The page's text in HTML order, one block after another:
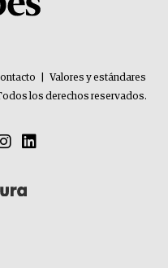
Valores y estándares
los derechos reservados.